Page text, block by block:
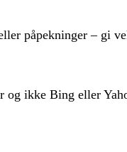
påpekninger – gi
ikke Bing eller